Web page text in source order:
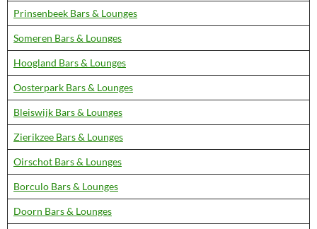
Prinsenbeek Bars & Lounges
Someren Bars & Lounges
Hoogland Bars & Lounges
Oosterpark Bars & Lounges
Bleiswijk Bars & Lounges
Zierikzee Bars & Lounges
Oirschot Bars & Lounges
Borculo Bars & Lounges
Doorn Bars & Lounges